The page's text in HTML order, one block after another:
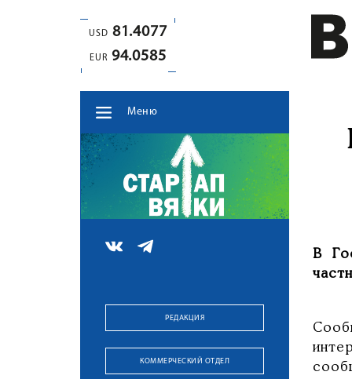
USD 81.4077
EUR 94.0585
Меню
РЕДАКЦИЯ
КОММЕРЧЕСКИЙ ОТДЕЛ
В